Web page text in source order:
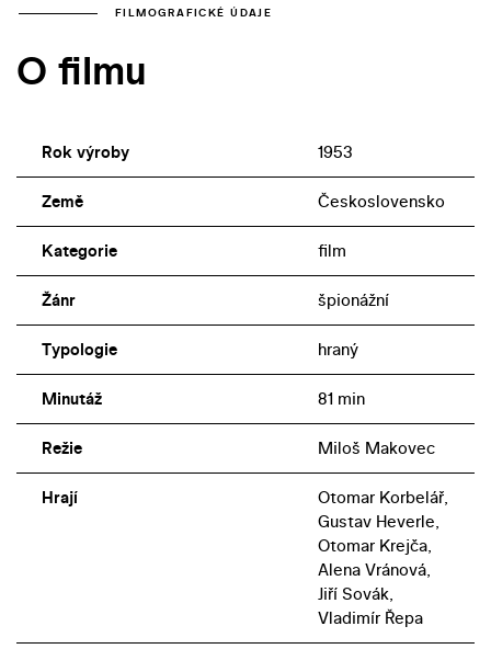
FILMOGRAFICKÉ ÚDAJE
O filmu
Rok výroby 1953
Země Československo
Kategorie film
Žánr špionážní
Typologie hraný
Minutáž 81 min
Režie Miloš Makovec
Hrají
Otomar Korbelář,
Gustav Heverle,
Otomar Krejča,
Alena Vránová,
Jiří Sovák,
Vladimír Řepa